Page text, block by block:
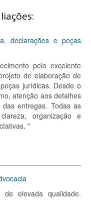
declarações e peças
pelo excelente
de elaboração de
jurídicas. Desde o
atenção aos detalhes
entregas. Todas as
organização e
"
elevada qualidade.